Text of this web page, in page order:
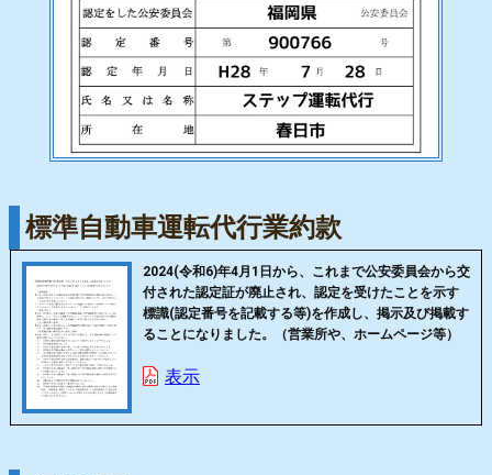
標準自動車運転代行業約款
2024(令和6)年4月1日から、これまで公安委員会から交
付された認定証が廃止され、認定を受けたことを示す
標識(認定番号を記載する等)を作成し、掲示及び掲載す
ることになりました。（営業所や、ホームページ等）
表示